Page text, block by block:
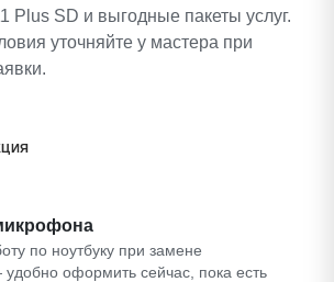
Plus SD и выгодные пакеты услуг.
уточняйте у мастера при
по ноутбуку при замене
оформить сейчас, пока есть